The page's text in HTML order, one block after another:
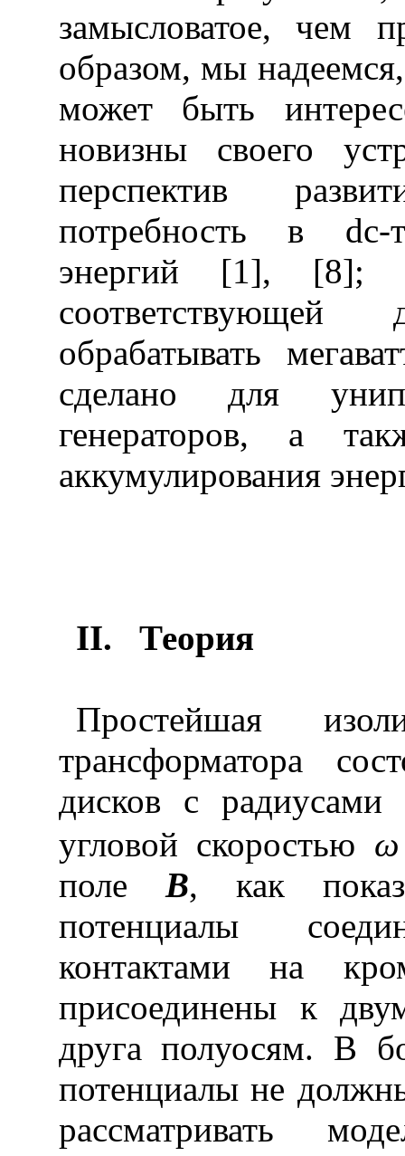
замысловатое, чем
образом, мы
может быть
новизны своего
перспектив
потребность в dc-
энергий [1], [8];
обрабатывать
сделано для
генераторов, а
аккумулирования
II. Теория
Простейшая
трансформатора
дисков с радиусами
угловой скоростью ω
поле B, как
потенциалы
контактами на
присоединены к
друга полуосям. В
потенциалы не
рассматривать